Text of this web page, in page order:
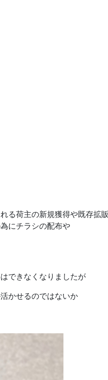
荷主の新規獲得や既存拡販
にチラシの配布や
できなくなりましたが
かせるのではないか